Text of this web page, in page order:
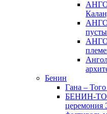
Бенин
Гана –
БЕНИН-
церемония